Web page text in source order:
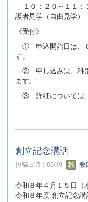
１０：２０～１１：
護者見学（自由見学）
《受付》
① 申込開始日は、６
す。
② 申し込みは、科別
ます。
③ 詳細については、
創立記念講話
投稿日時 : 05/19 教
令和８年４月１５日（
令和８年度 創立記念講